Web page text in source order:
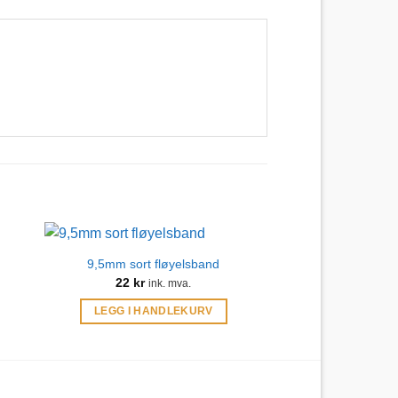
9,5mm sort fløyelsband
22 kr ink. mva.
LEGG I HANDLEKURV